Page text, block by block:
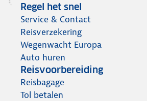
Regel het snel
Service & Contact
Reisverzekering
Wegenwacht Europa
Auto huren
Reisvoorbereiding
Reisbagage
Tol betalen